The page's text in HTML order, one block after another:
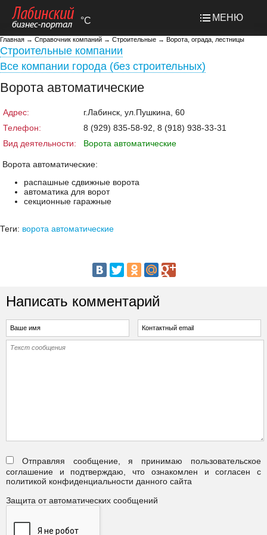
°C МЕНЮ
Главная → Справочник компаний → Строительные → Ворота, ограда, лестницы
Строительные компании
Все компании города (без строительных)
Ворота автоматические
Адрес:
г.Лабинск, ул.Пушкина, 60
Телефон:
8 (929) 835-58-92, 8 (918) 938-33-31
Вид деятельности:
Ворота автоматические
Ворота автоматические:
распашные сдвижные ворота
автоматика для ворот
секционные гаражные
Теги: ворота автоматические
Написать комментарий
Отправляя сообщение, я принимаю пользовательское
соглашение и подтверждаю, что ознакомлен и согласен с
политикой конфиденциальности данного сайта
Защита от автоматических сообщений